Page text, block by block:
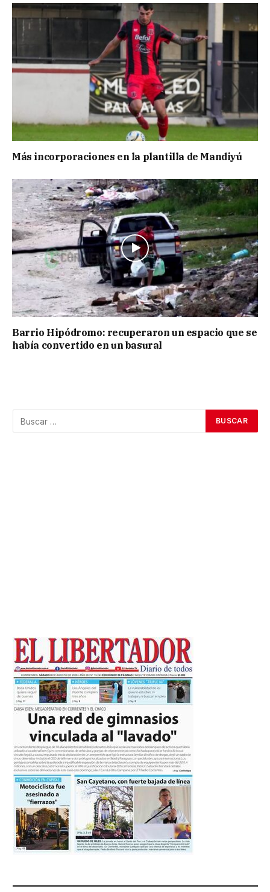
Más incorporaciones en la plantilla de Mandiyú
Barrio Hipódromo: recuperaron un espacio que se
había convertido en un basural